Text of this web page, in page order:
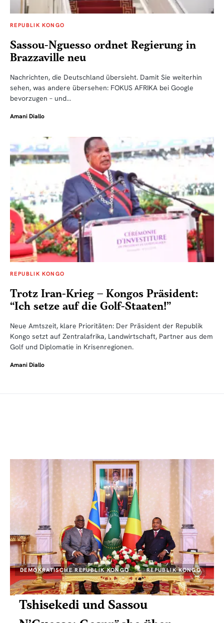
REPUBLIK KONGO
Sassou-Nguesso ordnet Regierung in
Brazzaville neu
Nachrichten, die Deutschland übersieht. Damit Sie weiterhin
sehen, was andere übersehen: FOKUS AFRIKA bei Google
bevorzugen – und…
Amani Diallo
REPUBLIK KONGO
Trotz Iran-Krieg – Kongos Präsident:
“Ich setze auf die Golf-Staaten!”
Neue Amtszeit, klare Prioritäten: Der Präsident der Republik
Kongo setzt auf Zentralafrika, Landwirtschaft, Partner aus dem
Golf und Diplomatie in Krisenregionen.
Amani Diallo
DEMOKRATISCHE REPUBLIK KONGO REPUBLIK KONGO
Tshisekedi und Sassou